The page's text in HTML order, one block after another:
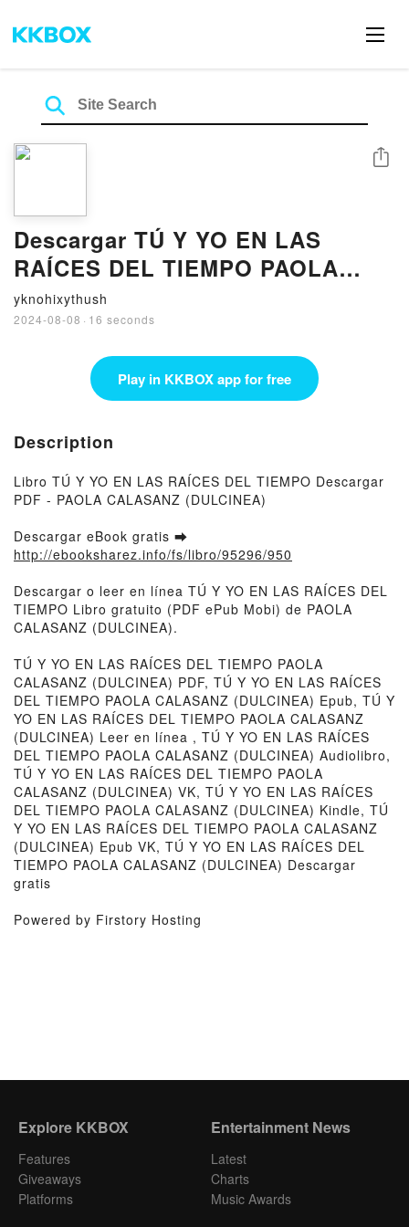
Descargar TÚ Y YO EN LAS
RAÍCES DEL TIEMPO PAOLA
CALASANZ (DULCINEA) Gratis -
EPUB, PDF y MOBI
yknohixythush
2024-08-08 · 16 seconds
Share
Play in KKBOX app for free
Description
Libro TÚ Y YO EN LAS RAÍCES DEL TIEMPO Descargar
PDF - PAOLA CALASANZ (DULCINEA)
Descargar eBook gratis ➡
http://ebooksharez.info/fs/libro/95296/950
Descargar o leer en línea TÚ Y YO EN LAS RAÍCES DEL
TIEMPO Libro gratuito (PDF ePub Mobi) de PAOLA
CALASANZ (DULCINEA).
TÚ Y YO EN LAS RAÍCES DEL TIEMPO PAOLA
CALASANZ (DULCINEA) PDF, TÚ Y YO EN LAS RAÍCES
DEL TIEMPO PAOLA CALASANZ (DULCINEA) Epub, TÚ Y
YO EN LAS RAÍCES DEL TIEMPO PAOLA CALASANZ
(DULCINEA) Leer en línea , TÚ Y YO EN LAS RAÍCES
DEL TIEMPO PAOLA CALASANZ (DULCINEA) Audiolibro,
TÚ Y YO EN LAS RAÍCES DEL TIEMPO PAOLA
CALASANZ (DULCINEA) VK, TÚ Y YO EN LAS RAÍCES
DEL TIEMPO PAOLA CALASANZ (DULCINEA) Kindle, TÚ
Y YO EN LAS RAÍCES DEL TIEMPO PAOLA CALASANZ
(DULCINEA) Epub VK, TÚ Y YO EN LAS RAÍCES DEL
TIEMPO PAOLA CALASANZ (DULCINEA) Descargar
gratis
Powered by Firstory Hosting
Explore KKBOX
Features
Giveaways
Platforms
Entertainment News
Latest
Charts
Music Awards